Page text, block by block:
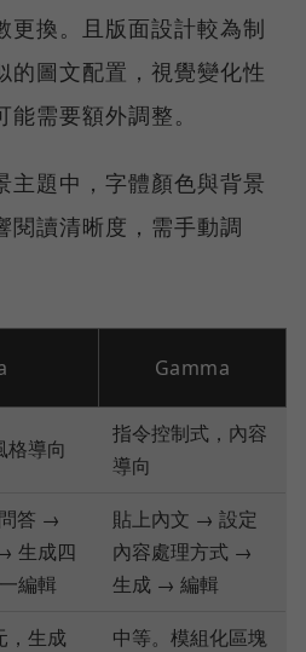
更換。且版面設計較為制
的圖文配置，視覺變化性
需要額外調整。
主題中，字體顏色與背景
閱讀清晰度，需手動調
Gamma
格導向
指令控制式，內容
導向
答 →
生成四
編輯
貼上內文 → 設定
內容處理方式 →
生成 → 編輯
，生成
中等。模組化區塊